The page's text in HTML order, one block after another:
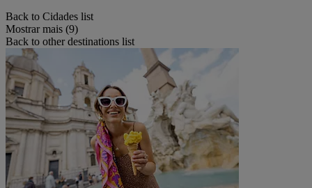
Back to Cidades list
Mostrar mais (9)
Back to other destinations list